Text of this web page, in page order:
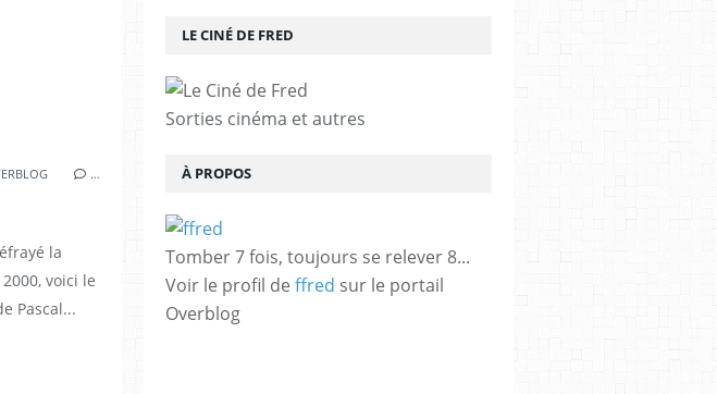
,JULIE GAYET ,LIONEL ABELANSKI,LUDOVIK
…
la
voici le
Pascal...
LE CINÉ DE FRED
Sorties cinéma et autres
À PROPOS
Tomber 7 fois, toujours se relever 8...
Voir le profil de ffred sur le portail
Overblog